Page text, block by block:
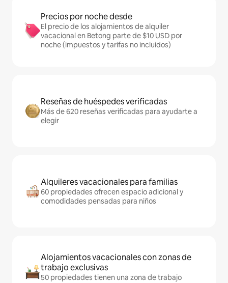
Precios por noche desde
El precio de los alojamientos de alquiler
vacacional en Betong parte de $10 USD por
noche (impuestos y tarifas no incluidos)
Reseñas de huéspedes verificadas
Más de 620 reseñas verificadas para ayudarte a
elegir
Alquileres vacacionales para familias
60 propiedades ofrecen espacio adicional y
comodidades pensadas para niños
Alojamientos vacacionales con zonas de
trabajo exclusivas
50 propiedades tienen una zona de trabajo